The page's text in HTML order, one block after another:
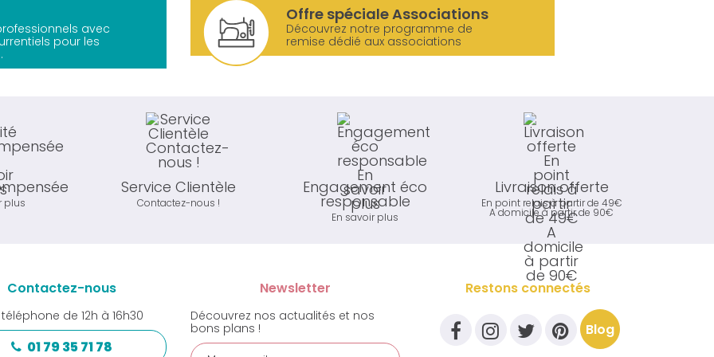
avec
pour les
Offre spéciale Associations
Découvrez notre programme de
remise dédié aux associations
plus
Service Clientèle
Contactez-nous !
Engagement éco
responsable
En savoir plus
Livraison offerte
En point relais à partir de 49€
A domicile à partir de 90€
Contactez-nous
de 12h à 16h30
01 79 35 71 78
Newsletter
Découvrez nos actualités et nos
bons plans !
Restons connectés
Blog